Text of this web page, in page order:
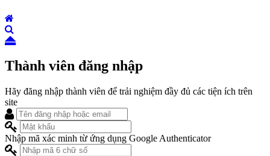
Thành viên đăng nhập
Hãy đăng nhập thành viên để trải nghiệm đầy đủ các tiện ích trên
site
Nhập mã xác minh từ ứng dụng Google Authenticator